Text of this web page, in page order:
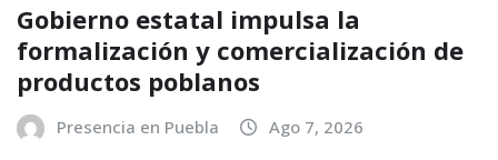
Gobierno estatal impulsa la
formalización y comercialización de
productos poblanos
Presencia en Puebla Ago 7, 2026